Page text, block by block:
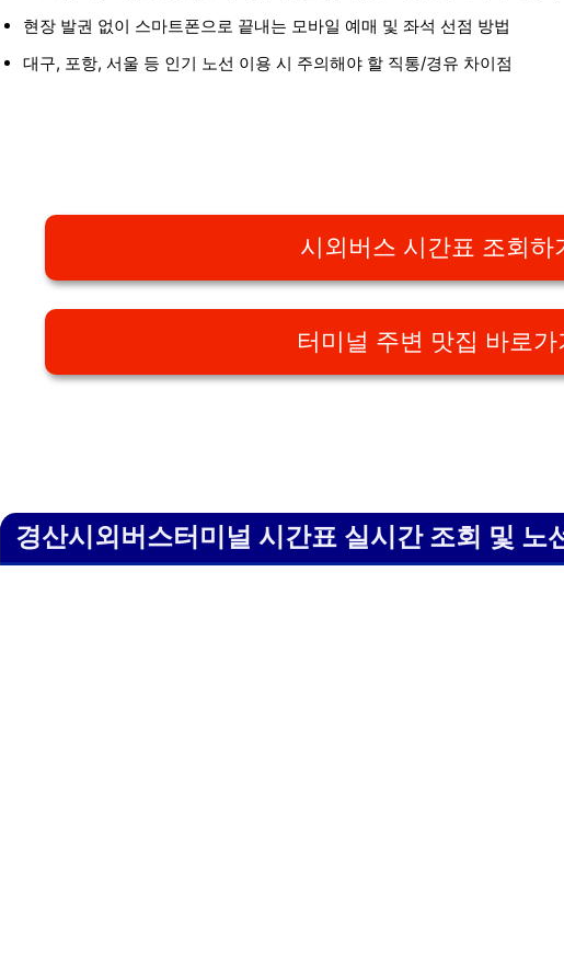
현장 발권 없이 스마트폰으로 끝내는 모바일 예매 및 좌석 선점 방법
대구, 포항, 서울 등 인기 노선 이용 시 주의해야 할 직통/경유 차이점
시외버스 시간표 조회하
터미널 주변 맛집 바로가
경산시외버스터미널 시간표 실시간 조회 및 노